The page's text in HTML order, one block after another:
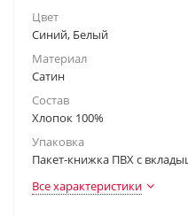
Цвет
Синий, Белый
Материал
Сатин
Состав
Хлопок 100%
Упаковка
Пакет-книжка ПВХ с
Все характеристики